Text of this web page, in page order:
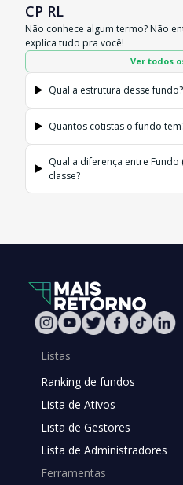
CP RL
Não conhece algum termo? Não
explica tudo pra você!
Ver todos
Qual a estrutura desse fundo?
Quantos cotistas o fundo
Qual a diferença entre Fundo
classe?
Listas
Ranking de fundos
Lista de Ativos
Lista de Gestores
Lista de Administradores
Ferramentas